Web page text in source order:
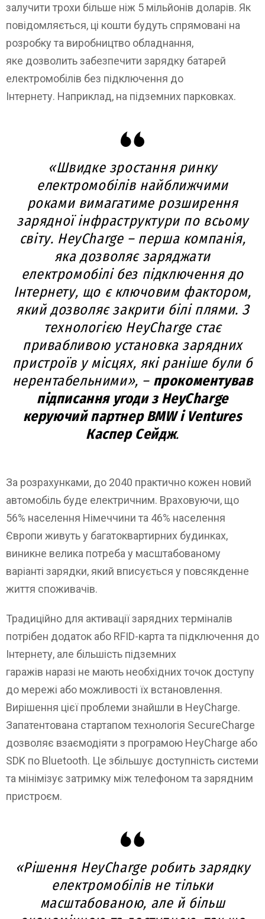
залучити трохи більше ніж 5 мільйонів доларів. Як
повідомляється, ці кошти будуть спрямовані на
розробку та виробництво обладнання,
яке дозволить забезпечити зарядку батарей
електромобілів без підключення до
Інтернету. Наприклад, на підземних парковках.
«Швидке зростання ринку
електромобілів найближчими
роками вимагатиме розширення
зарядної інфраструктури по всьому
світу. HeyCharge – перша компанія,
яка дозволяє заряджати
електромобілі без підключення до
Інтернету, що є ключовим фактором,
який дозволяє закрити білі плями. З
технологією HeyCharge стає
привабливою установка зарядних
пристроїв у місцях, які раніше були б
нерентабельними», – прокоментував
підписання угоди з HeyCharge
керуючий партнер BMW і Ventures
Каспер Сейдж.
За розрахунками, до 2040 практично кожен новий
автомобіль буде електричним. Враховуючи, що
56% населення Німеччини та 46% населення
Європи живуть у багатоквартирних будинках,
виникне велика потреба у масштабованому
варіанті зарядки, який вписується у повсякденне
життя споживачів.
Традиційно для активації зарядних терміналів
потрібен додаток або RFID-карта та підключення до
Інтернету, але більшість підземних
гаражів наразі не мають необхідних точок доступу
до мережі або можливості їх встановлення.
Вирішення цієї проблеми знайшли в HeyCharge.
Запатентована стартапом технологія SecureChargе
дозволяє взаємодіяти з програмою HeyCharge або
SDK по Bluetooth. Це збільшує доступність системи
та мінімізує затримку між телефоном та зарядним
пристроєм.
«Рішення HeyCharge робить зарядку
електромобілів не тільки
масштабованою, але й більш